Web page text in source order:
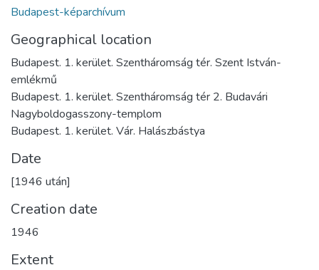
Budapest-képarchívum
Geographical location
Budapest. 1. kerület. Szentháromság tér. Szent István-
emlékmű
Budapest. 1. kerület. Szentháromság tér 2. Budavári
Nagyboldogasszony-templom
Budapest. 1. kerület. Vár. Halászbástya
Date
[1946 után]
Creation date
1946
Extent